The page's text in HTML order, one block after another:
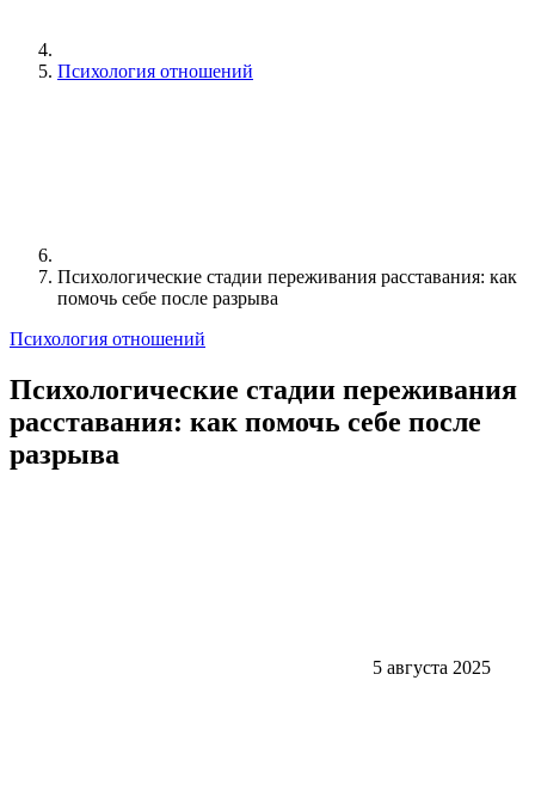
Психология отношений
Психологические стадии переживания расставания: как
помочь себе после разрыва
Психология отношений
Психологические стадии переживания
расставания: как помочь себе после
разрыва
5 августа 2025